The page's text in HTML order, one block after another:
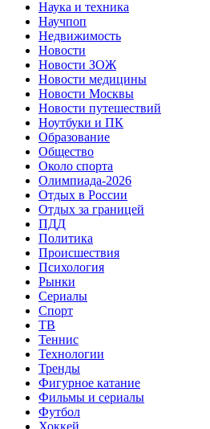
Наука и техника
Научпоп
Недвижимость
Новости
Новости ЗОЖ
Новости медицины
Новости Москвы
Новости путешествий
Ноутбуки и ПК
Образование
Общество
Около спорта
Олимпиада-2026
Отдых в России
Отдых за границей
ПДД
Политика
Происшествия
Психология
Рынки
Сериалы
Спорт
ТВ
Теннис
Технологии
Тренды
Фигурное катание
Фильмы и сериалы
Футбол
Хоккей